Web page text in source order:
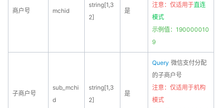
商户号 mchid
string[1,3
2]
是
注意：仅适用于直连
模式
示例值：190000010
9
子商户号
sub_mchi
d
string[1,3
2]
是
Query 微信支付分配
的子商户号
注意：仅适用于机构
模式